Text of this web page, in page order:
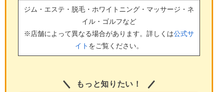
ジム・エステ・脱毛・ホワイトニング・マッサージ・ネ
イル・ゴルフなど
※店舗によって異なる場合があります。詳しくは公式サ
イト をご覧ください。
もっと知りたい！